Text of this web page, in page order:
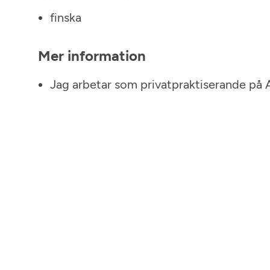
finska
Mer information
Jag arbetar som privatpraktiserande på